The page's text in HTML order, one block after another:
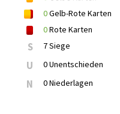
0Gelb-Rote Karten
0Rote Karten
S 7 Siege
U 0 Unentschieden
N 0 Niederlagen